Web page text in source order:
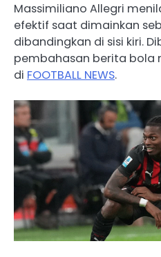
Massimiliano Allegri
efektif saat dimainkan
dibandingkan di sisi kiri.
pembahasan berita bola
di FOOTBALL NEWS.